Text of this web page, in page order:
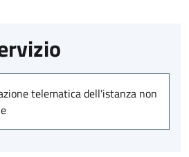
telematica dell'istanza non